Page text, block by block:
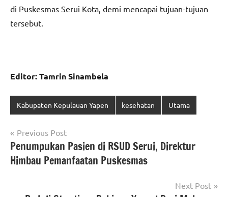
di Puskesmas Serui Kota, demi mencapai tujuan-tujuan
tersebut.
Editor: Tamrin Sinambela
Kabupaten Kepulauan Yapen kesehatan Utama
Navigasi
pos
Previous Post
Penumpukan Pasien di RSUD Serui, Direktur
Himbau Pemanfaatan Puskesmas
Next Post